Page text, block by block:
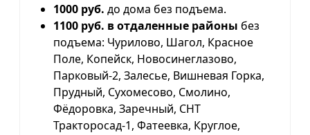
1000 руб. до дома без подъема.
1100 руб. в отдаленные районы без
подъема: Чурилово, Шагол, Красное
Поле, Копейск, Новосинеглазово,
Парковый-2, Залесье, Вишневая Горка,
Прудный, Сухомесово, Смолино,
Фёдоровка, Заречный, СНТ
Тракторосад-1, Фатеевка, Круглое,